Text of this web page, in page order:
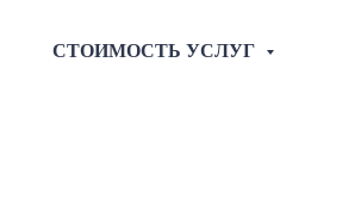
СТОИМОСТЬ УСЛУГ